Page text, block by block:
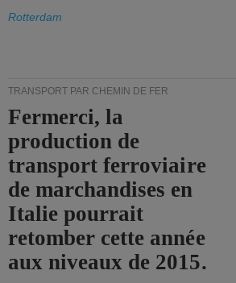
Rotterdam
TRANSPORT PAR CHEMIN DE FER
Fermerci, la
production de
transport ferroviaire
de marchandises en
Italie pourrait
retomber cette année
aux niveaux de 2015.